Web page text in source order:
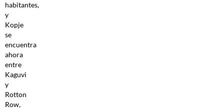
habitantes,
y
Kopje
se
encuentra
ahora
entre
Kaguvi
y
Rotton
Row,